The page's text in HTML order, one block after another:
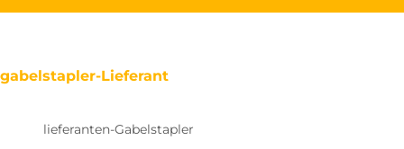
gabelstapler-Lieferant
lieferanten-Gabelstapler